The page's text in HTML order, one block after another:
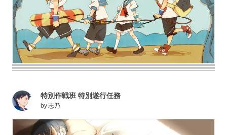
特別作戦班 特別遂行任務
by志乃